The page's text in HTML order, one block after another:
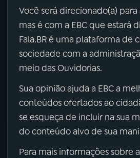
Você será direcionado(a) para
mas é com a EBC que estará
Fala.BR é uma plataforma de
sociedade com a
meio das Ouvidorias.
Sua opinião ajuda a EBC a
conteúdos ofertados ao
se esqueça de incluir na sua
do conteúdo alvo de sua
Para mais informações sobre